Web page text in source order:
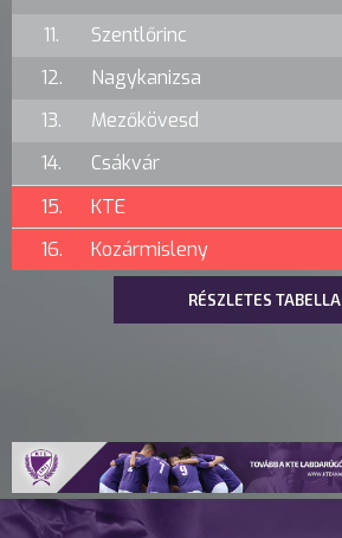
11.
Szentlőrinc
12.
Nagykanizsa
13.
Mezőkövesd
14.
Csákvár
15.
KTE
16.
Kozármisleny
RÉSZLETES TABELLA